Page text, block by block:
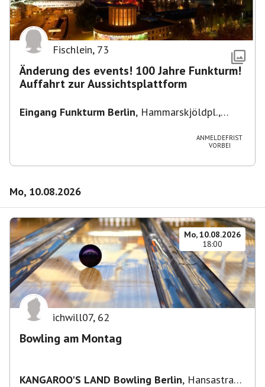
Fischlein, 73
Änderung des events! 100 Jahre Funkturm!
Auffahrt zur Aussichtsplattform
Eingang Funkturm Berlin, Hammarskjöldpl.,
ANMELDEFRIST
VORBEI
Mo, 10.08.2026
Mo, 10.08.2026
18:00
ichwill07, 62
Bowling am Montag
KANGAROO'S LAND Bowling Berlin, Hansastraße